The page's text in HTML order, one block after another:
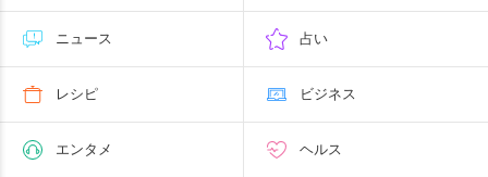
ニュース 占い
レシピ ビジネス
エンタメ ヘルス